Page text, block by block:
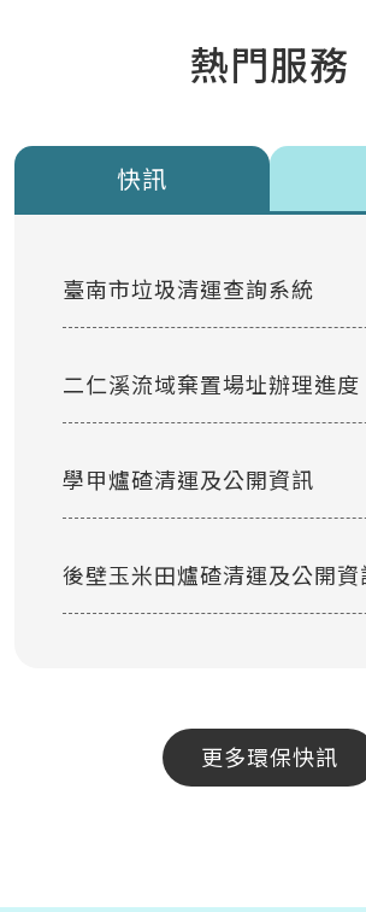
熱門服務
快訊
臺南市垃圾清運查詢系統
二仁溪流域棄置場址辦理進度
學甲爐碴清運及公開資訊
後壁玉米田爐碴清運及公開資
更多環保快訊